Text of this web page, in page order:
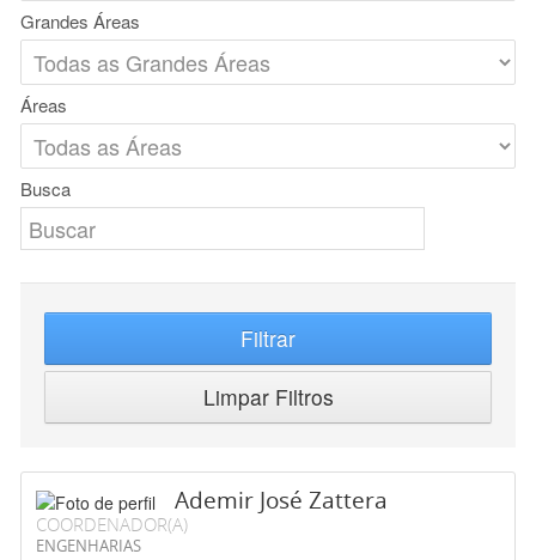
Grandes Áreas
Áreas
Busca
Filtrar
Limpar Filtros
Ademir José Zattera
COORDENADOR(A)
ENGENHARIAS